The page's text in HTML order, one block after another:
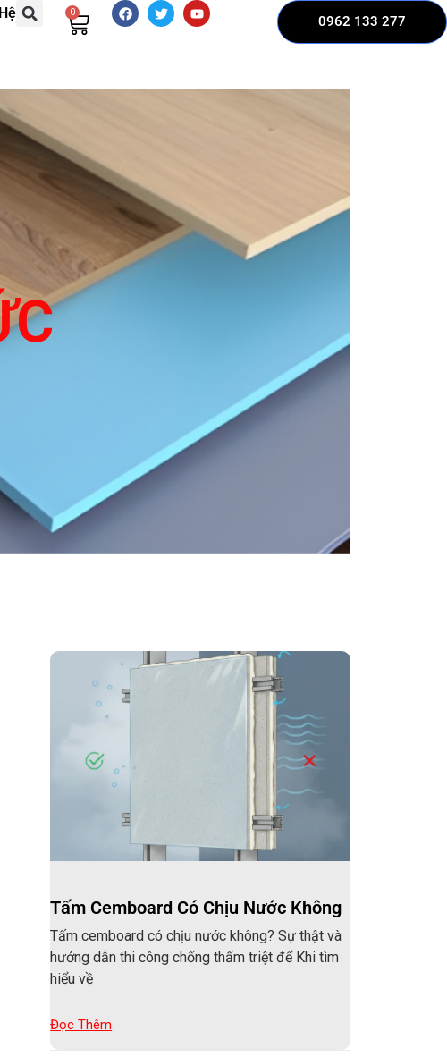
0
0962 133 277
Tấm Cemboard Có Chịu Nước Không
Tấm cemboard có chịu nước không? Sự thật và
hướng dẫn thi công chống thấm triệt để Khi tìm
hiểu về
Đọc Thêm